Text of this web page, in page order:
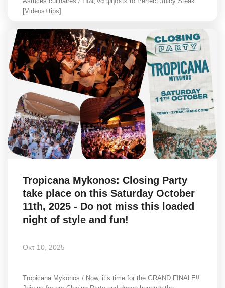
[Videos+tips]
Tropicana Mykonos: Closing Party
take place on this Saturday October
11th, 2025 - Do not miss this loaded
night of style and fun!
Οκτ 10, 2025
Tropicana Mykonos / Now, it’s time for the GRAND FINALE!!